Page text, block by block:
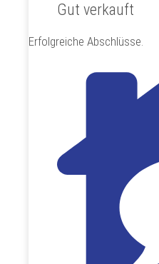
Gut verkauft
Erfolgreiche Abschlüsse.